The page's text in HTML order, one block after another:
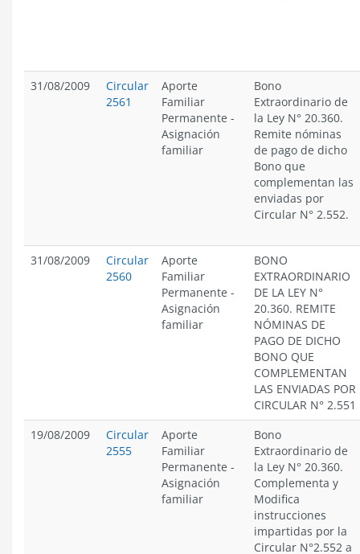
31/08/2009
Circular
2561
Aporte
Familiar
Permanente -
Asignación
familiar
Bono
Extraordinario de
la Ley N° 20.360.
Remite nóminas
de pago de dicho
Bono que
complementan las
enviadas por
Circular N° 2.552.
31/08/2009
Circular
2560
Aporte
Familiar
Permanente -
Asignación
familiar
BONO
EXTRAORDINARIO
DE LA LEY N°
20.360. REMITE
NÓMINAS DE
PAGO DE DICHO
BONO QUE
COMPLEMENTAN
LAS ENVIADAS POR
CIRCULAR N° 2.551
19/08/2009
Circular
2555
Aporte
Familiar
Permanente -
Asignación
familiar
Bono
Extraordinario de
la Ley N° 20.360.
Complementa y
Modifica
instrucciones
impartidas por la
Circular N°2.552 a